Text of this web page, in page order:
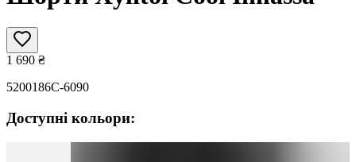
1 690 ₴
5200186C-6090
Доступні кольори: